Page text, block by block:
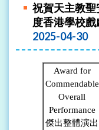
祝賀天主教
度香港學校
2025-04-30
Award for
Commendable
Overall
Performance
傑出整體演出